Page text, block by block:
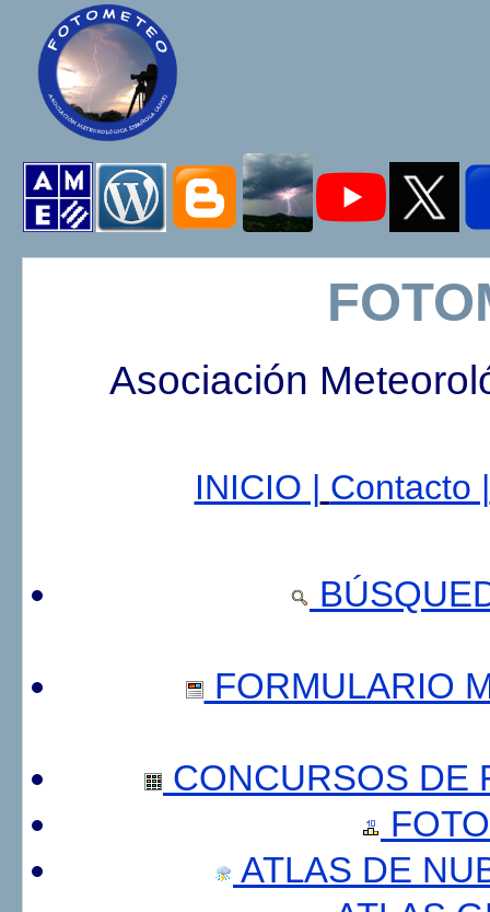
Asociación
INICIO | Contacto |
FORMULARIO
CONCURSOS DE
ATLAS DE